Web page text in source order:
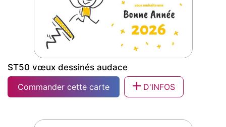
ST50 vœux dessinés audace
Commander cette carte
D'INFOS